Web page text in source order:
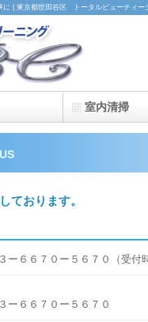
に | 東京都世田谷区 トータルビューティー
ております。
ー６６７０ー５６７０ （受付
ー６６７０ー５６７０
室内清掃